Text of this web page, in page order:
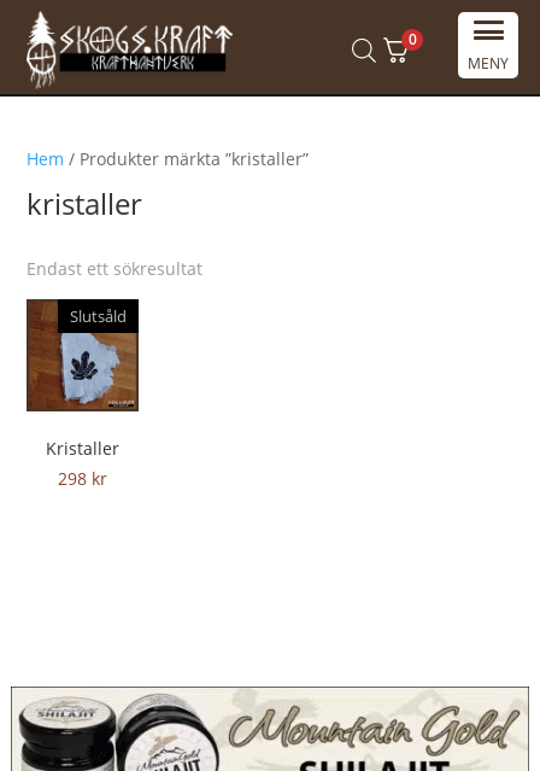
0
MENY
Hem / Produkter märkta ”kristaller”
kristaller
Endast ett sökresultat
Kristaller
298 kr
Slutsåld